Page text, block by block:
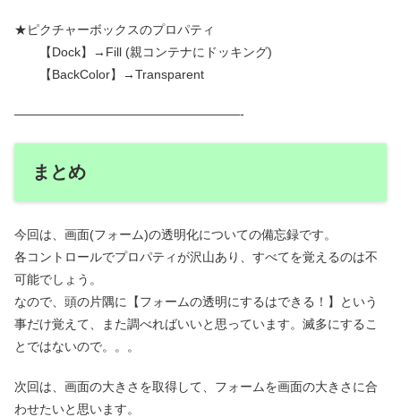
★ピクチャーボックスのプロパティ
【Dock】→Fill (親コンテナにドッキング)
【BackColor】→Transparent
——————————————————-
まとめ
今回は、画面(フォーム)の透明化についての備忘録です。
各コントロールでプロパティが沢山あり、すべてを覚えるのは不
可能でしょう。
なので、頭の片隅に【フォームの透明にするはできる！】という
事だけ覚えて、また調べればいいと思っています。滅多にするこ
とではないので。。。
次回は、画面の大きさを取得して、フォームを画面の大きさに合
わせたいと思います。